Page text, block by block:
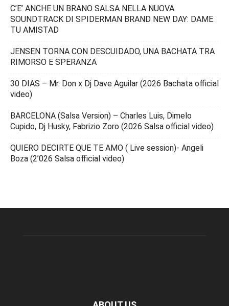
C’E’ ANCHE UN BRANO SALSA NELLA NUOVA
SOUNDTRACK DI SPIDERMAN BRAND NEW DAY: DAME
TU AMISTAD
JENSEN TORNA CON DESCUIDADO, UNA BACHATA TRA
RIMORSO E SPERANZA
30 DIAS – Mr. Don x Dj Dave Aguilar (2026 Bachata official
video)
BARCELONA (Salsa Version) – Charles Luis, Dimelo
Cupido, Dj Husky, Fabrizio Zoro (2026 Salsa official video)
QUIERO DECIRTE QUE TE AMO ( Live session)- Angeli
Boza (2’026 Salsa official video)